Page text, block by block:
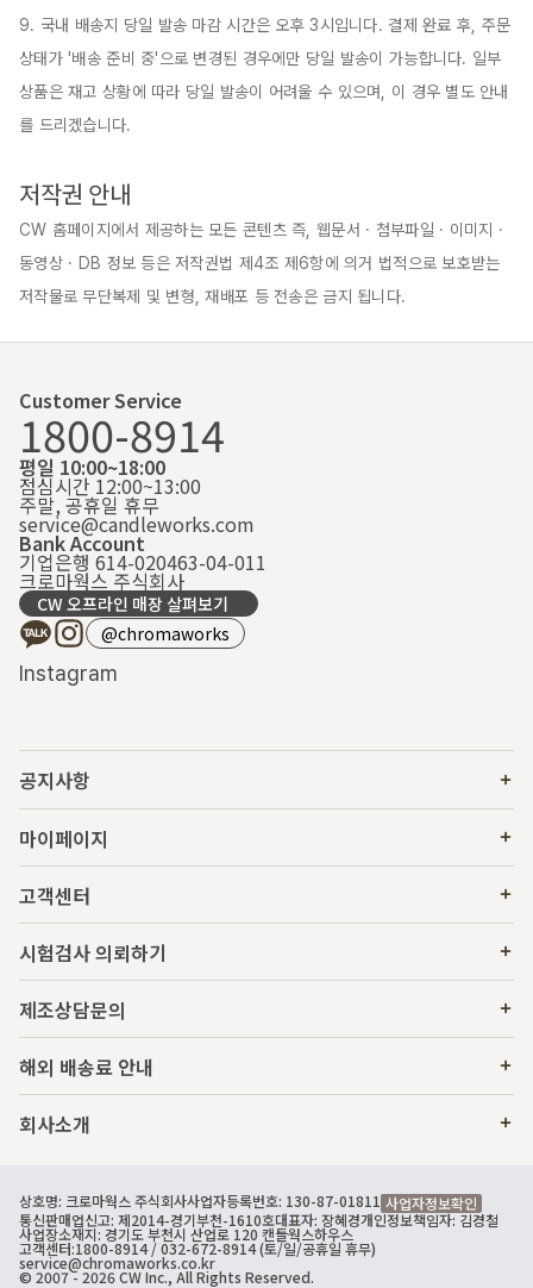
9. 국내 배송지 당일 발송 마감 시간은 오후 3시입니다. 결제 완료 후, 주문
상태가 '배송 준비 중'으로 변경된 경우에만 당일 발송이 가능합니다. 일부
상품은 재고 상황에 따라 당일 발송이 어려울 수 있으며, 이 경우 별도 안내
를 드리겠습니다.
저작권 안내
CW 홈페이지에서 제공하는 모든 콘텐츠 즉, 웹문서 · 첨부파일 · 이미지 ·
동영상 · DB 정보 등은 저작권법 제4조 제6항에 의거 법적으로 보호받는
저작물로 무단복제 및 변형, 재배포 등 전송은 금지 됩니다.
Customer Service
1800-8914
평일 10:00~18:00
점심시간 12:00~13:00
주말, 공휴일 휴무
service@candleworks.com
Bank Account
기업은행 614-020463-04-011
크로마웍스 주식회사
CW 오프라인 매장 살펴보기
@chromaworks
Instagram
공지사항
마이페이지
고객센터
시험검사 의뢰하기
제조상담문의
해외 배송료 안내
회사소개
상호명: 크로마웍스 주식회사사업자등록번호: 130-87-01811 사업자정보확인
통신판매업신고: 제2014-경기부천-1610호대표자: 장혜경개인정보책임자: 김경철
사업장소재지: 경기도 부천시 산업로 120 캔들웍스하우스
고객센터:1800-8914/ 032-672-8914 (토/일/공휴일 휴무)
service@chromaworks.co.kr
© 2007 - 2026 CW Inc., All Rights Reserved.